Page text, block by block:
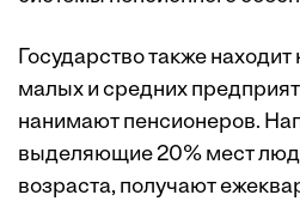
Государство также
малых и средних
нанимают пенсионеров.
выделяющие 20% мест
возраста, получают